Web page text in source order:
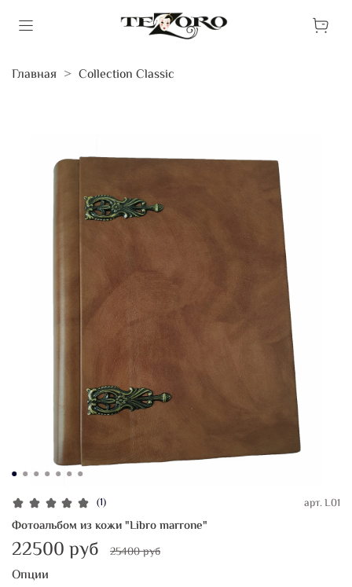
Главная Collection Classic
(1) арт.L01
Фотоальбом из кожи "Libro marrone"
22500 руб 25400 руб
Опции